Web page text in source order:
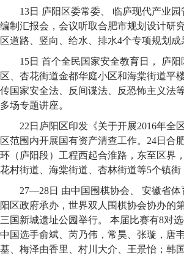
13日 庐阳区委常委、 临庐现代产业
编制汇报会，会议听取合肥市规划设计研
区道路、竖向、给水、排水4个专项规划成
15日 首个全民国家安全教育日， 庐
区、杏花街道金都华庭小区和海棠街道平
传国家安全法、反间谍法、反恐怖主义法
多场专题讲座。
22日庐阳区印发《关于开展2016年全
区范围内开展国有资产清查工作。24日合
环（庐阳段）工程西起合淮路，东至区界
花村街道、海棠街道、杏林街道等5个镇
27—28日 由中国围棋协会、 安徽省
阳区政府承办，世界双人围棋协会协办的
三国新城遗址公园举行。 本届比赛有8对
中国选手俞斌、芮乃伟，常昊、张璇，唐
基、梅泽由香里、村川大介、王景怡；韩